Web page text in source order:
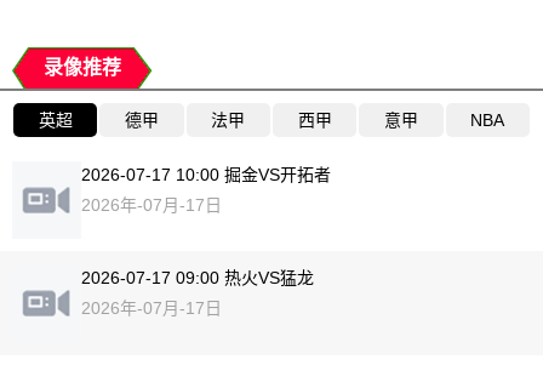
录像推荐
英超 德甲 法甲 西甲 意甲 NBA
2026-07-17 10:00 掘金VS开拓者
2026年-07月-17日
2026-07-17 09:00 热火VS猛龙
2026年-07月-17日